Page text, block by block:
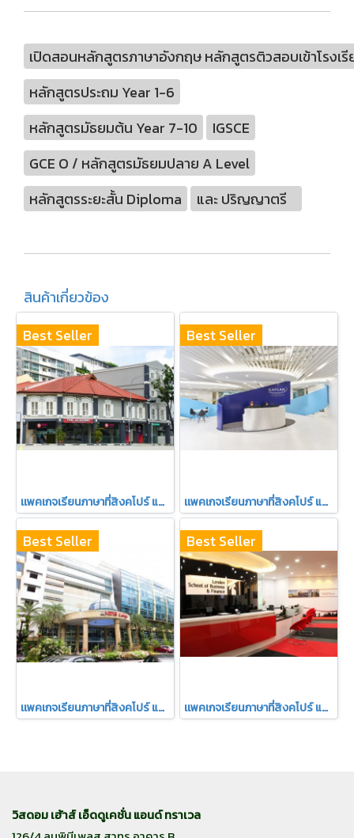
เปิดสอนหลักสูตรภาษาอังกฤษ หลักสูตรติวสอบเข้าโรงเรี
หลักสูตรประถม Year 1-6
หลักสูตรมัธยมต้น Year 7-10
IGSCE
GCE O / หลักสูตรมัธยมปลาย A Level
หลักสูตรระยะสั้น Diploma
และ ปริญญาตรี
สินค้าเกี่ยวข้อง
Best Seller
เเพคเกจเรียนภาษาที่สิงคโปร์ แบบเดี่ยว ไม่เกิน 4 สัปดาห์ TMC Academy ไม่ต้องขอวีซ่า
Best Seller
เเพคเกจเรียนภาษาที่สิงคโปร์ แบบเดี่ยว 3 สัปดาห์ KAPLAN ไม่ต้องขอวีซ่า
Best Seller
เเพคเกจเรียนภาษาที่สิงคโปร์ แบบเดี่ยว 4 สัปดาห์ MDIS
Best Seller
เเพคเกจเรียนภาษาที่สิงคโปร์ แบบเดี่ยว 4 สัปดาห์ LSBF อายุ14ปีขึ้นไป
วิสดอม เฮ้าส์ เอ็ดดูเคชั่น แอนด์ ทราเวล